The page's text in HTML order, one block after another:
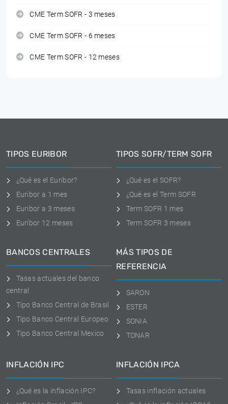
CME Term SOFR - 3 meses
CME Term SOFR - 6 meses
CME Term SOFR - 12 meses
TIPOS EURIBOR
¿Qué es el Euribor?
Euribor a 1 mes
Euribor a 3 meses
Euríbor 12 meses
TIPOS SOFR/TERM SOFR
¿Qué es el SOFR?
¿Qué es el Term SOFR
Term SOFR 1 mes
Term SOFR 3 meses
BANCOS CENTRALES
Tasas actuales del banco
central
Tipo Banco Central de Brasil
Tipo Banco Central Europeo
Tipo Banco Central Mexico
MÁS TIPOS DE
REFERENCIA
SARON
ESTER
SONIA
TONAR
INFLACIÓN IPC
¿Qué es la inflación IPC?
INFLACIÓN IPCA
Tasas inflación actuales